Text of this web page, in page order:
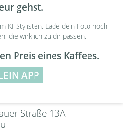
- 20:00
- 20:00
- 18:00
- 15:00
Straße 13A
gehst.
KI-Stylisten. Lade dein Foto hoch
die wirklich zu dir passen.
Preis eines Kaffees.
APP